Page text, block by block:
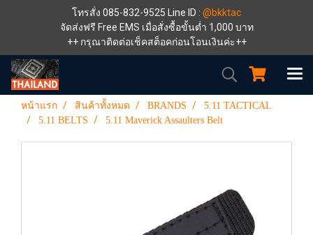
โทรสั่ง 085-832-9525 Line ID : @bkktac
จัดส่งฟรี Free EMS เมื่อสั่งซื้อขั้นต่ำ 1,000 บาท
++ กรุณาติดต่อเช็คสต็อคก่อนโอนเงินค่ะ++
หน้าแรก สินค้าทั้งหมด BRANDS
5.11 TACTICAL
5.11 BELTS
5.11 Maverick Assaulters Belt